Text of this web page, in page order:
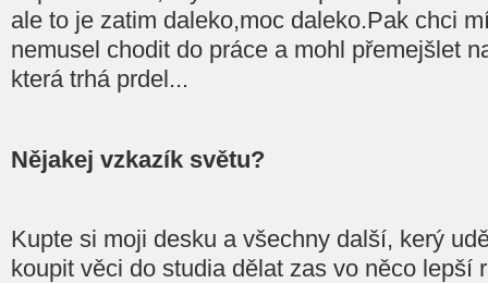
ale to je zatim daleko,moc daleko.Pak chci
nemusel chodit do práce a mohl přemejšlet
která trhá prdel...
Nějakej vzkazík světu?
Kupte si moji desku a všechny další, kerý
koupit věci do studia dělat zas vo něco lepší